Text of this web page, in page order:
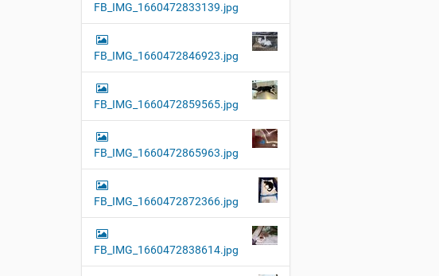
FB_IMG_1660472833139.jpg
FB_IMG_1660472846923.jpg
FB_IMG_1660472859565.jpg
FB_IMG_1660472865963.jpg
FB_IMG_1660472872366.jpg
FB_IMG_1660472838614.jpg